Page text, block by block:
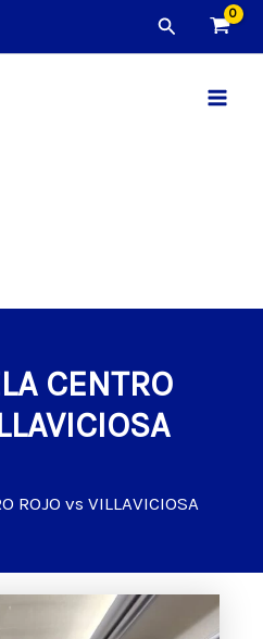
Buscar
CENTRO
ROJO vs VILLAVICIOSA